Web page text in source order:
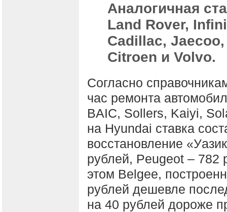
Аналогичная
Land Rover,
Cadillac,
Citroen и Volvo.
Согласно
час ремонта
BAIC, Sollers, Kaiyi,
на Hyundai ставка
восстановление
рублей, Peugeot – 782
этом Belgee,
рублей дешевле
на 40 рублей дороже